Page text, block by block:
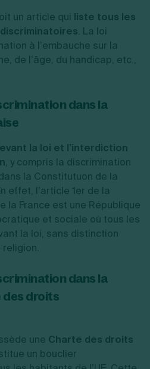
un article qui liste tous les
. La loi
à l’embauche sur la
de l’âge, du handicap, etc.,
dans la
la loi et l’interdiction
, y compris la discrimination
la Constitutuon de la
effet, l’article 1er de la
la France est une République
et sociale où tous les
la loi, sans distinction
religion.
dans la
des droits
une Charte des droits
un bouclier